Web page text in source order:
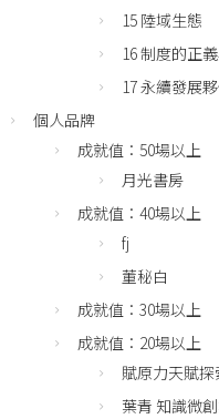
15 陸域生態
16 制度的正
17 永續發展
個人品牌
成就值：50場以上
月光書房
成就值：40場以上
fj
董秘白
成就值：30場以上
成就值：20場以上
賦原力天賦
葉青 知識微